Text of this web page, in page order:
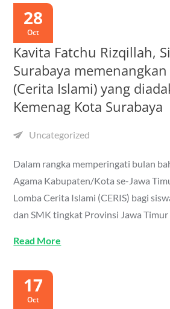
28
Oct
Kavita Fatchu Rizqillah,
Surabaya memenangkan
(Cerita Islami) yang
Kemenag Kota Surabaya
Uncategorized
Dalam rangka memperingati bulan
Agama Kabupaten/Kota se-Jawa
Lomba Cerita Islami (CERIS) bagi
dan SMK tingkat Provinsi Jawa
Read More
17
Oct